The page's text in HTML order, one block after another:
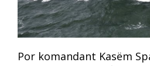
Por komandant Kasëm